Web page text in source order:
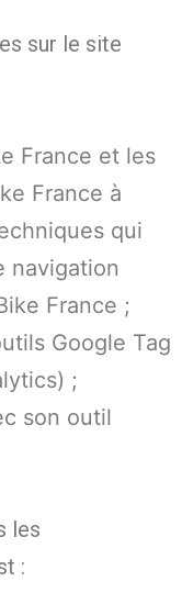
sur le site
France et les
France à
qui
navigation
France ;
Google Tag
;
son outil
les
: